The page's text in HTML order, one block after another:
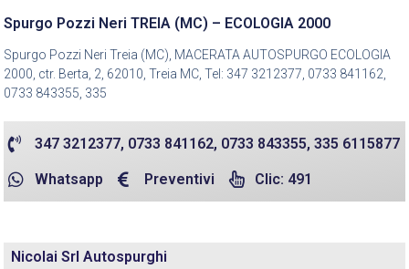
Spurgo Pozzi Neri TREIA (MC) – ECOLOGIA 2000
Spurgo Pozzi Neri Treia (MC), MACERATA AUTOSPURGO ECOLOGIA
2000, ctr. Berta, 2, 62010, Treia MC, Tel: 347 3212377, 0733 841162,
0733 843355, 335
347 3212377, 0733 841162, 0733 843355, 335 6115877
Whatsapp Preventivi Clic: 491
Nicolai Srl Autospurghi